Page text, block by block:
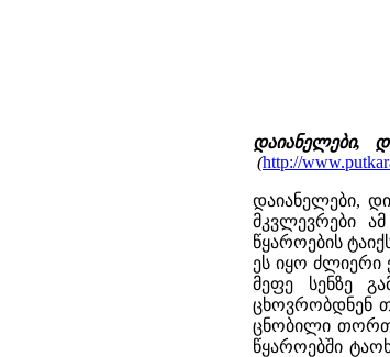
დაიანელები,
(http://
დაიანელები,
მკვლევრები
წყაროების
ეს იყო ძლიერი
მეფე სენზე
ცხოვრობდნენ
ცნობილი
წყაროებში